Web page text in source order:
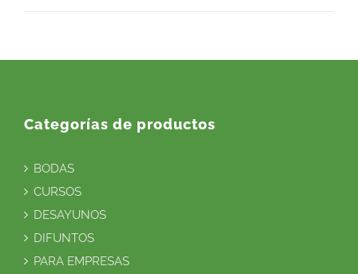
Categorías de productos
BODAS
CURSOS
DESAYUNOS
DIFUNTOS
PARA EMPRESAS